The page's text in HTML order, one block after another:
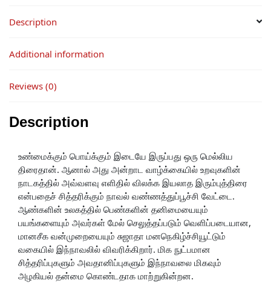
Description
Additional information
Reviews (0)
Description
உண்மைக்கும் பொய்க்கும் இடையே இருப்பது ஒரு மெல்லிய
திரைதான். ஆனால் அது அன்றாட வாழ்க்கையில் உறவுகளின்
நாடகத்தில் அவ்வளவு எளிதில் விலக்க இயலாத இரும்புத்திரை
என்பதைச் சித்தரிக்கும் நாவல் வண்ணத்துப்பூச்சி வேட்டை.
ஆண்களின் உலகத்தில் பெண்களின் தனிமையையும்
பயங்களையும் அவர்கள் மேல் செலுத்தப்படும் வெளிப்படையான,
மானசீக வன்முறையையும் சுஜாதா மனநெகிழ்ச்சியூட்டும்
வகையில் இந்நாவலில் விவரிக்கிறார். மிக நுட்பமான
சித்தரிப்புகளும் அவதானிப்புகளும் இந்நாவலை மிகவும்
அழகியல் தன்மை கொண்டதாக மாற்றுகின்றன.